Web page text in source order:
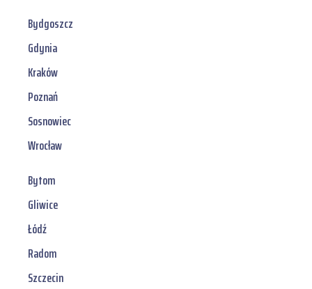
Bydgoszcz
Gdynia
Kraków
Poznań
Sosnowiec
Wrocław
Bytom
Gliwice
Łódź
Radom
Szczecin